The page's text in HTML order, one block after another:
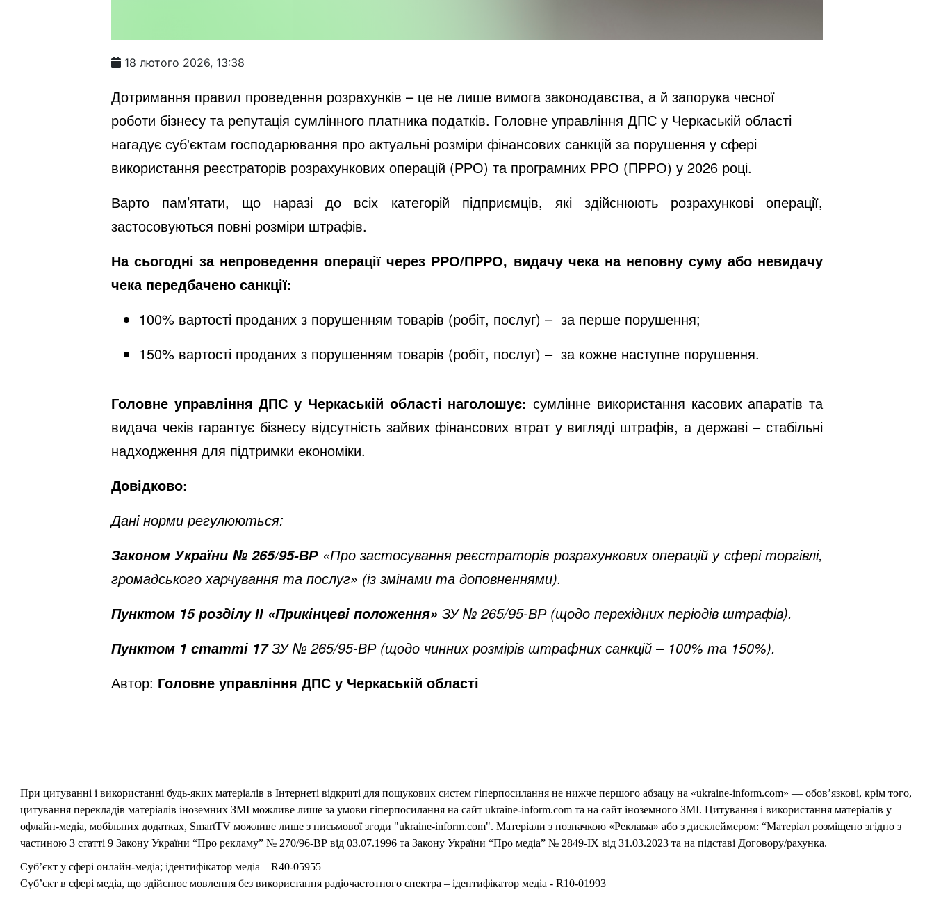
18 лютого 2026, 13:38
Дотримання правил проведення розрахунків – це не лише вимога законодавства, а й запорука чесної
роботи бізнесу та репутація сумлінного платника податків. Головне управління ДПС у Черкаській області
нагадує суб'єктам господарювання про актуальні розміри фінансових санкцій за порушення у сфері
використання реєстраторів розрахункових операцій (РРО) та програмних РРО (ПРРО) у 2026 році.
Варто пам’ятати, що наразі до всіх категорій підприємців, які здійснюють розрахункові операції,
застосовуються повні розміри штрафів.
На сьогодні за непроведення операції через РРО/ПРРО, видачу чека на неповну суму або невидачу
чека передбачено санкції:
100% вартості проданих з порушенням товарів (робіт, послуг) – за перше порушення;
150% вартості проданих з порушенням товарів (робіт, послуг) – за кожне наступне порушення.
Головне управління ДПС у Черкаській області наголошує: сумлінне використання касових апаратів та
видача чеків гарантує бізнесу відсутність зайвих фінансових втрат у вигляді штрафів, а державі – стабільні
надходження для підтримки економіки.
Довідково:
Дані норми регулюються:
Законом України № 265/95-ВР «Про застосування реєстраторів розрахункових операцій у сфері торгівлі,
громадського харчування та послуг» (із змінами та доповненнями).
Пунктом 15 розділу ІІ «Прикінцеві положення» ЗУ № 265/95-ВР (щодо перехідних періодів штрафів).
Пунктом 1 статті 17 ЗУ № 265/95-ВР (щодо чинних розмірів штрафних санкцій – 100% та 150%).
Автор: Головне управління ДПС у Черкаській області
При цитуванні і використанні будь-яких матеріалів в Інтернеті відкриті для пошукових систем гіперпосилання не нижче першого абзацу на «ukraine-inform.com» — обов’язкові, крім того,
цитування перекладів матеріалів іноземних ЗМІ можливе лише за умови гіперпосилання на сайт ukraine-inform.com та на сайт іноземного ЗМІ. Цитування і використання матеріалів у
офлайн-медіа, мобільних додатках, SmartTV можливе лише з письмової згоди "ukraine-inform.com". Матеріали з позначкою «Реклама» або з дисклеймером: “Матеріал розміщено згідно з
частиною 3 статті 9 Закону України “Про рекламу” № 270/96-ВР від 03.07.1996 та Закону України “Про медіа” № 2849-IX від 31.03.2023 та на підставі Договору/рахунка.
Суб’єкт у сфері онлайн-медіа; ідентифікатор медіа – R40-05955
Суб’єкт в сфері медіа, що здійснює мовлення без використання радіочастотного спектра – ідентифікатор медіа - R10-01993